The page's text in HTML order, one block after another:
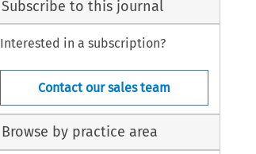
Subscribe to this journal
Interested in a subscription?
Contact our sales team
Browse by practice area